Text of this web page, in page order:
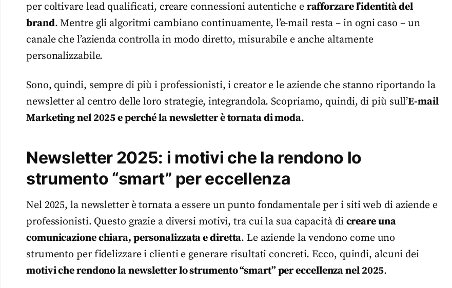
per coltivare lead qualificati, creare connessioni autentiche e rafforzare l’identità del
brand. Mentre gli algoritmi cambiano continuamente, l’e-mail resta – in ogni caso – un
canale che l’azienda controlla in modo diretto, misurabile e anche altamente
personalizzabile.
Sono, quindi, sempre di più i professionisti, i creator e le aziende che stanno riportando la
newsletter al centro delle loro strategie, integrandola. Scopriamo, quindi, di più sull’E-mail
Marketing nel 2025 e perché la newsletter è tornata di moda.
Newsletter 2025: i motivi che la rendono lo
strumento “smart” per eccellenza
Nel 2025, la newsletter è tornata a essere un punto fondamentale per i siti web di aziende e
professionisti. Questo grazie a diversi motivi, tra cui la sua capacità di creare una
comunicazione chiara, personalizzata e diretta. Le aziende la vendono come uno
strumento per fidelizzare i clienti e generare risultati concreti. Ecco, quindi, alcuni dei
motivi che rendono la newsletter lo strumento “smart” per eccellenza nel 2025.